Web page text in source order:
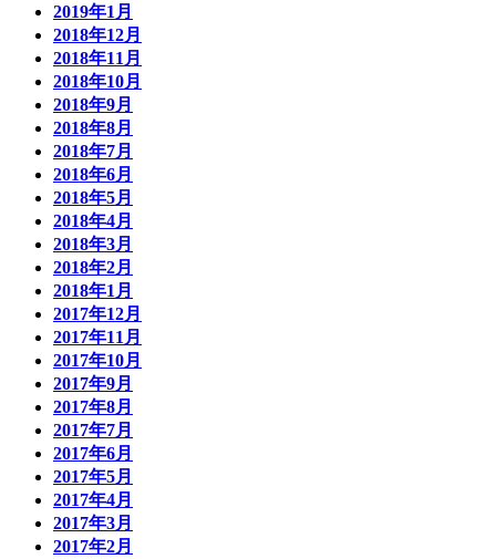
2019年1月
2018年12月
2018年11月
2018年10月
2018年9月
2018年8月
2018年7月
2018年6月
2018年5月
2018年4月
2018年3月
2018年2月
2018年1月
2017年12月
2017年11月
2017年10月
2017年9月
2017年8月
2017年7月
2017年6月
2017年5月
2017年4月
2017年3月
2017年2月